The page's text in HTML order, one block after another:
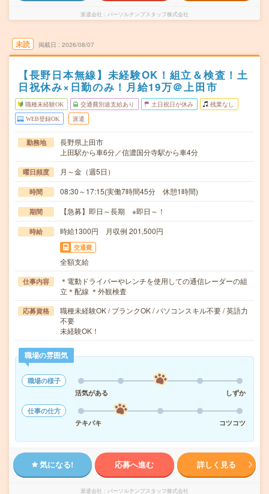
派遣会社 パーソルテンプスタッフ株式会社
未読 掲載日 2026/08/07
【長野日本無線】未経験OK！組立＆検査！土
日祝休み×日勤のみ！月給19万＠上田市
職種未経験OK 交通費別途支給あり 土日祝日が休み 残業なし
WEB登録OK 派遣
勤務地
長野県上田市
上田駅から車6分／信濃国分寺駅から車4分
曜日頻度 月～金（週5日）
時間 08:30～17:15(実働7時間45分 休憩1時間)
期間 【急募】即日～長期 ※即日～！
時給 時給1300円 月収例 201,500円
交通費
全額支給
仕事内容
＊電動ドライバーやレンチを使用しての通信レーダーの組
立＊配線 ＊外観検査
応募資格
職種未経験OK / ブランクOK / パソコンスキル不要 / 英語力
不要
未経験OK！
職場の雰囲気
職場の様子
活気がある
しずか
仕事の仕方
テキパキ
コツコツ
気になる! 応募へ進む 詳しく見る
派遣会社 パーソルテンプスタッフ株式会社